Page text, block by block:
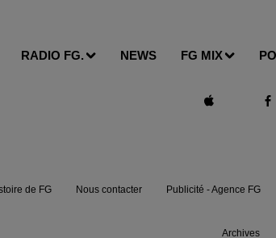
RADIO FG. NEWS FG MIX
de FG Nous contacter Publicité - Agence FG
Archives